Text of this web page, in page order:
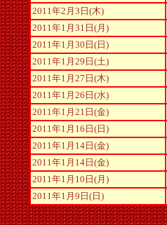
2011年2月3日(木)
2011年1月31日(月)
2011年1月30日(日)
2011年1月29日(土)
2011年1月27日(木)
2011年1月26日(水)
2011年1月21日(金)
2011年1月16日(日)
2011年1月14日(金)
2011年1月14日(金)
2011年1月10日(月)
2011年1月9日(日)